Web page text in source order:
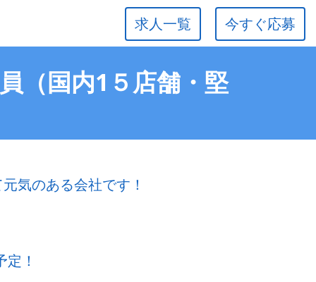
今すぐ応募
求人一覧
（国内1５店舗・堅
気のある会社です！
！